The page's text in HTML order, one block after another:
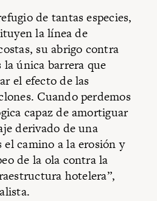
de tantas especies,
la línea de
su abrigo contra
la única barrera que
el efecto de las
Cuando perdemos
capaz de amortiguar
derivado de una
camino a la erosión y
de la ola contra la
hotelera”,